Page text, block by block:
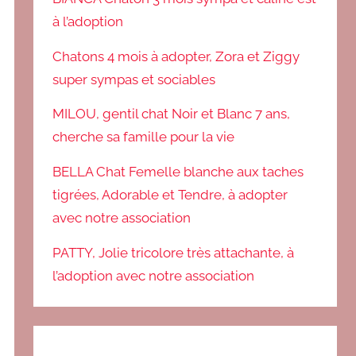
à l’adoption
Chatons 4 mois à adopter, Zora et Ziggy
super sympas et sociables
MILOU, gentil chat Noir et Blanc 7 ans,
cherche sa famille pour la vie
BELLA Chat Femelle blanche aux taches
tigrées, Adorable et Tendre, à adopter
avec notre association
PATTY, Jolie tricolore très attachante, à
l’adoption avec notre association